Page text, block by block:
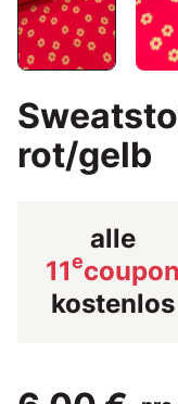
rot/gelb
alle
11ecoupon
kostenlos